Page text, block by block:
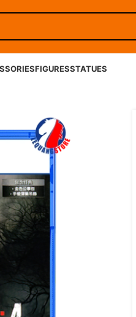
FIGURESSTATUES